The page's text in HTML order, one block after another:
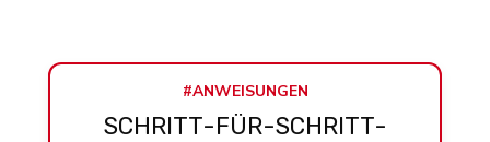
#ANWEISUNGEN
SCHRITT-FÜR-SCHRITT-